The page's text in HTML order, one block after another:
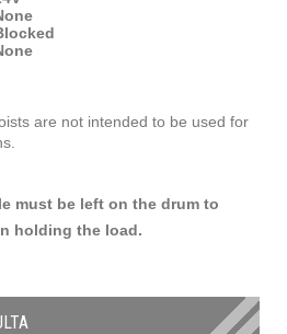
are not intended to be used for
must be left on the drum to
holding the load.